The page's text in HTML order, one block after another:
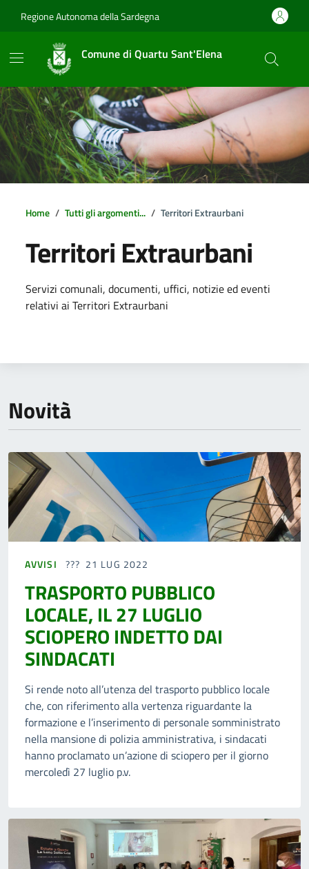
Regione Autonoma della Sardegna
Comune di Quartu Sant'Elena
Home Tutti gli argomenti... Territori Extraurbani
Territori Extraurbani
Dettagli della notizia
Servizi comunali, documenti, uffici, notizie ed eventi
relativi ai Territori Extraurbani
Novità
AVVISI 21 LUG 2022
TRASPORTO PUBBLICO
LOCALE, IL 27 LUGLIO
SCIOPERO INDETTO DAI
SINDACATI
Si rende noto all’utenza del trasporto pubblico locale
che, con riferimento alla vertenza riguardante la
formazione e l’inserimento di personale somministrato
nella mansione di polizia amministrativa, i sindacati
hanno proclamato un’azione di sciopero per il giorno
mercoledì 27 luglio p.v.